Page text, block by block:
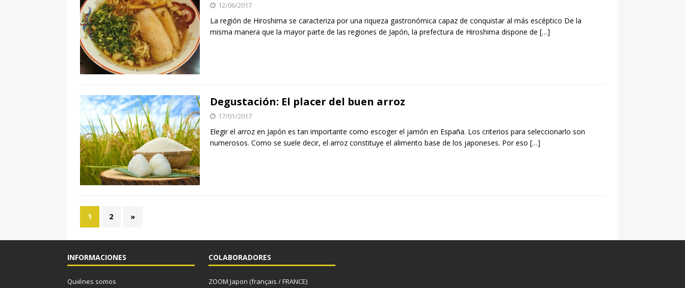
12/06/2017
La región de Hiroshima se caracteriza por una riqueza gastronómica capaz de conquistar al más escéptico De la
misma manera que la mayor parte de las regiones de Japón, la prefectura de Hiroshima dispone de […]
Degustación: El placer del buen arroz
17/01/2017
Elegir el arroz en Japón es tan importante como escoger el jamón en España. Los criterios para seleccionarlo son
numerosos. Como se suele decir, el arroz constituye el alimento base de los japoneses. Por eso […]
1 2 »
INFORMACIONES
Quiénes somos
COLABORADORES
ZOOM Japon (français / FRANCE)